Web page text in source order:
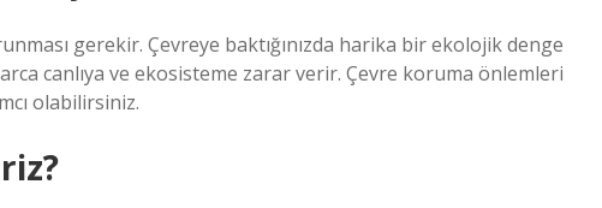
gerekir. Çevreye baktığınızda harika bir ekolojik denge
canlıya ve ekosisteme zarar verir. Çevre koruma önlemleri
olabilirsiniz.